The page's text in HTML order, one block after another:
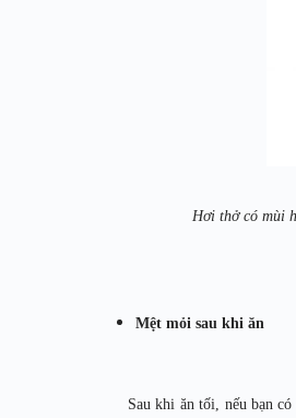
Hơi thở có mùi
Mệt mỏi sau khi ăn
Sau khi ăn tối, nếu bạn